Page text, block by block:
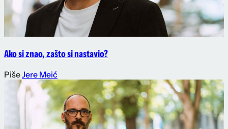
Ako si znao, zašto si nastavio?
PišeJere Meić